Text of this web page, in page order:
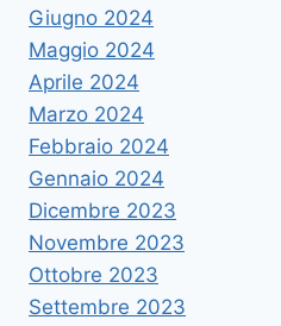
Giugno 2024
Maggio 2024
Aprile 2024
Marzo 2024
Febbraio 2024
Gennaio 2024
Dicembre 2023
Novembre 2023
Ottobre 2023
Settembre 2023